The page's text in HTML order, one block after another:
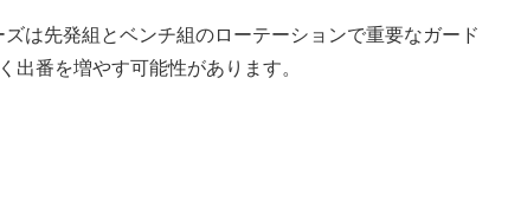
は先発組とベンチ組のローテーションで重要なガード
出番を増やす可能性があります。